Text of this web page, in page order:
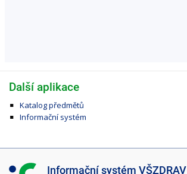
Další aplikace
Katalog předmětů
Informační systém
I Informační systém VŠZDRAV